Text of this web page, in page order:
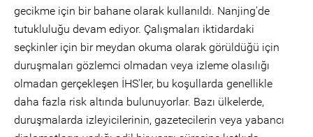
gecikme için bir bahane olarak kullanıldı. Nanjing'de
tutukluluğu devam ediyor. Çalışmaları iktidardaki
seçkinler için bir meydan okuma olarak görüldüğü için
duruşmaları gözlemci olmadan veya izleme olasılığı
olmadan gerçekleşen İHS'ler, bu koşullarda genellikle
daha fazla risk altında bulunuyorlar. Bazı ülkelerde,
duruşmalarda izleyicilerinin, gazetecilerin veya yabancı